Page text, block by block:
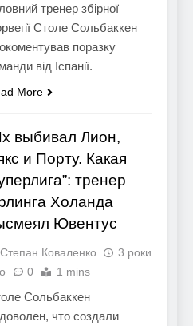
тренер збірної
Столе Сольбаккен
поразку
від Іспанії.
More
выбивал Лион,
и Порту. Какая
тренер
Холанда
Ювентус
Степан Коваленко
3 роки
0 1 mins
Сольбаккен
что создали